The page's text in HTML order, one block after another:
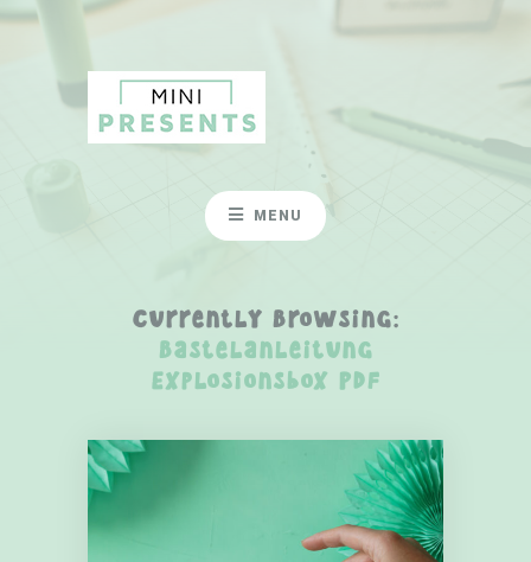
MENU
Currently Browsing:
Bastelanleitung
Explosionsbox PDF